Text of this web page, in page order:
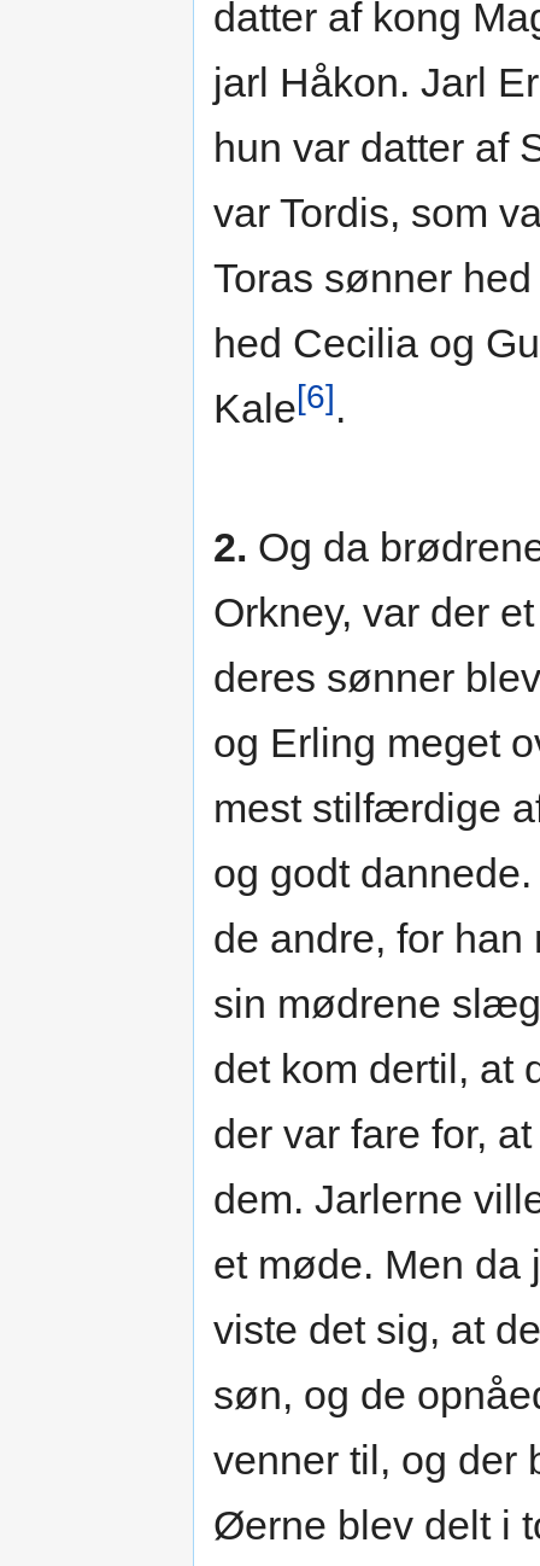
datter af kong
jarl Håkon. Jarl
hun var datter af
var Tordis, som
Toras sønner
hed Cecilia og
Kale[6].
2. Og da
Orkney, var der
deres sønner
og Erling meget
mest stilfærdige
og godt
de andre, for
sin mødrene
det kom dertil, at
der var fare for,
dem. Jarlerne
et møde. Men da
viste det sig, at
søn, og de
venner til, og der
Øerne blev delt i